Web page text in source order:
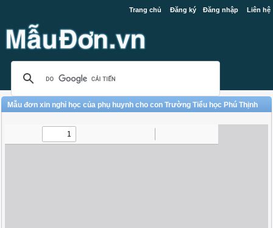
Trang chủ Đăng ký Đăng nhập Liên hệ
Mẫu đơn xin nghỉ học của phụ huynh cho con Trường Tiểu học Phú Thịnh